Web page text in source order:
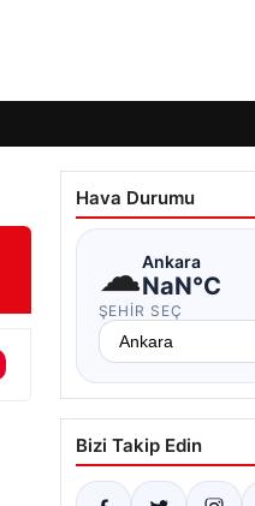
Hava Durumu
☁Ankara
NaN°C
ŞEHIR SEÇ
Bizi Takip Edin